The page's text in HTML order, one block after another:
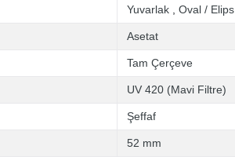
Yuvarlak Oval / Elips
Asetat
Tam Çerçeve
UV 420 (Mavi Filtre)
Şeffaf
52 mm